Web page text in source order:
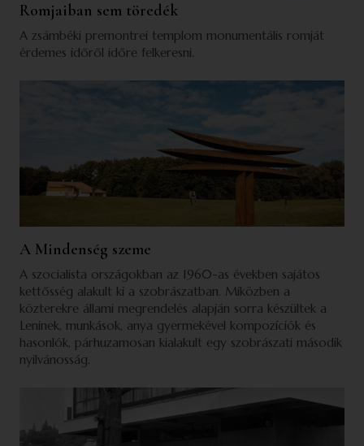
Romjaiban sem töredék
A zsámbéki premontrei templom monumentális romját
érdemes időről időre felkeresni.
A Mindenség szeme
A szocialista országokban az 1960-as években sajátos
kettősség alakult ki a szobrászatban. Miközben a
közterekre állami megrendelés alapján sorra készültek a
Leninek, munkások, anya gyermekével kompozíciók és
hasonlók, párhuzamosan kialakult egy szobrászati második
nyilvánosság.